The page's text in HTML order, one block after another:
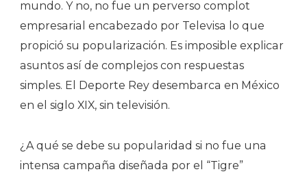
mundo. Y no, no fue un perverso complot
empresarial encabezado por Televisa lo que
propició su popularización. Es imposible explicar
asuntos así de complejos con respuestas
simples. El Deporte Rey desembarca en México
en el siglo XIX, sin televisión.
¿A qué se debe su popularidad si no fue una
intensa campaña diseñada por el “Tigre”